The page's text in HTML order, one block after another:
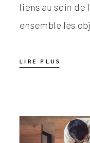
liens au sein de
ensemble les
LIRE PLUS